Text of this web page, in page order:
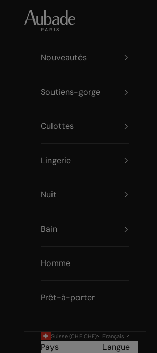
Aubade Paris
Nouveautés
Soutiens-gorge
Culottes
Lingerie
Nuit
Bain
Homme
Prêt-à-porter
Suisse (CHF CHF)
Pays
Français
Langue